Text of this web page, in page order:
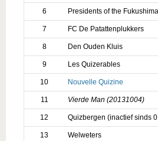
6 Presidents of the
7 FC De Patattenplukkers
8 Den Ouden Kluis
9 Les Quizerables
10 Nouvelle Quizine
11 Vierde Man (20131004)
12 Quizbergen (inactief sinds
13 Welweters